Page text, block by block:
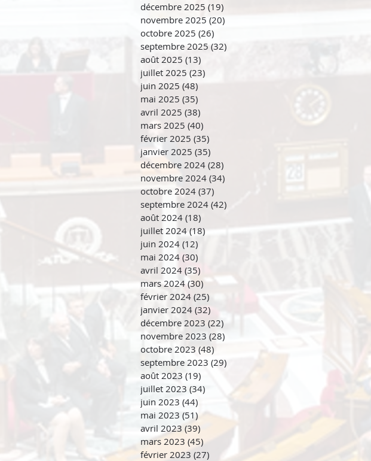
décembre 2025 (19)
novembre 2025 (20)
octobre 2025 (26)
septembre 2025 (32)
août 2025 (13)
juillet 2025 (23)
juin 2025 (48)
mai 2025 (35)
avril 2025 (38)
mars 2025 (40)
février 2025 (35)
janvier 2025 (35)
décembre 2024 (28)
novembre 2024 (34)
octobre 2024 (37)
septembre 2024 (42)
août 2024 (18)
juillet 2024 (18)18 posts
juin 2024 (12)
mai 2024 (30)
avril 2024 (35)
mars 2024 (30) 30 posts
février 2024 (25)
janvier 2024 (32)
décembre 2023 (22)
novembre 2023 (28)
octobre 2023 (48)
septembre 2023 (29) 29 posts
août 2023 (19)
juillet 2023 (34)
juin 2023 (44)
mai 2023 (51)51 posts
avril 2023 (39)
mars 2023 (45)
février 2023 (27) 27 posts